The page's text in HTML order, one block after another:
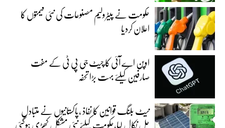
حکومت نے پیٹرولیم مصنوعات کی نئی قیمتوں کا
اعلان کردیا
اوپن اے آئی کا چیٹ جی پی ٹی کے مفت
صارفین کیلئے بہت بڑا تحفہ
نیٹ بلنگ قوانین کا نفاذ ،پاکستانیوں نے متبادل